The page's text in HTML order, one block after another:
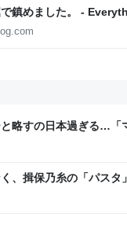
で鎮めました。 -
略すの日本過ぎる…「
ど
、揖保乃糸の「パスタ